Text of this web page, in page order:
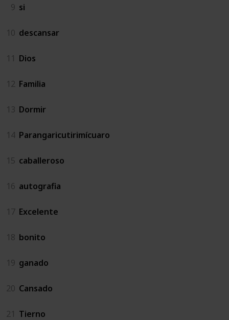
9 si
10 descansar
11 Dios
12 Familia
13 Dormir
14 Parangaricutirimícuaro
15 caballeroso
16 autografia
17 Excelente
18 bonito
19 ganado
20 Cansado
21 Tierno